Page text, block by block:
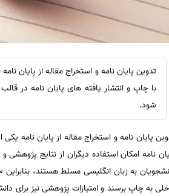
تدوین پایان نامه و استخراج مقاله از پایان
با چاپ و انتشار یافته های پایان نامه
شود.
پایان نامه و استخراج مقاله از پایان نامه
نامه امکان استفاده دیگران از نتایج
به چاپ برسند و امتیازات پژوهشی نیز برای